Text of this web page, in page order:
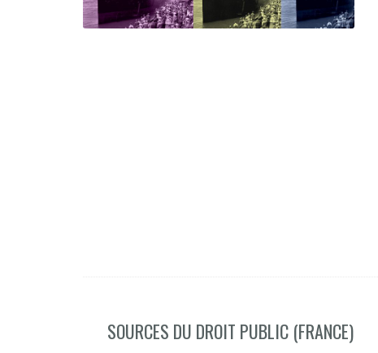
SOURCES DU DROIT PUBLIC (FRANCE)